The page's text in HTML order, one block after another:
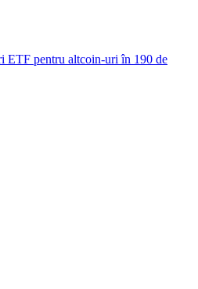
ETF pentru altcoin-uri în 190 de